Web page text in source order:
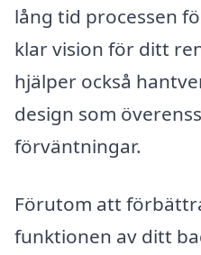
lång tid processen
klar vision för ditt
hjälper också
design som
förväntningar.
Förutom att
funktionen av ditt